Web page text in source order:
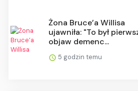
Żona Bruce’a Willisa
ujawniła: "To był
objaw demenc...
5 godzin temu